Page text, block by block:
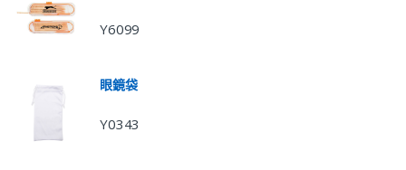
Y6099
眼鏡袋
Y0343